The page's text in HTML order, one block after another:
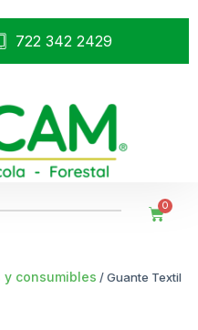
722 342 2429
0
y consumibles / Guante Textil